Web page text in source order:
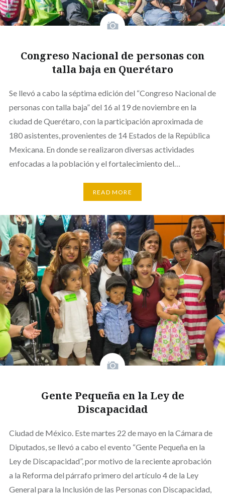
Congreso Nacional de personas con
talla baja en Querétaro
Se llevó a cabo la séptima edición del “Congreso Nacional de
personas con talla baja” del 16 al 19 de noviembre en la
ciudad de Querétaro, con la participación aproximada de
180 asistentes, provenientes de 14 Estados de la República
Mexicana. En donde se realizaron diversas actividades
enfocadas a la población y el fortalecimiento del…
READ MORE
Gente Pequeña en la Ley de
Discapacidad
Ciudad de México. Este martes 22 de mayo en la Cámara de
Diputados, se llevó a cabo el evento “Gente Pequeña en la
Ley de Discapacidad”, por motivo de la reciente aprobación
a la Reforma del párrafo primero del artículo 4 de la Ley
General para la Inclusión de las Personas con Discapacidad,